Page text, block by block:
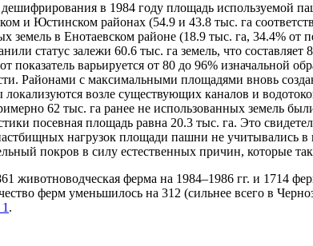
дешифрирования в 1984 году площадь используемой
и Юстинском районах (54.9 и 43.8 тыс. га
земель в Енотаевском районе (18.9 тыс. га, 34.4%
статус залежи 60.6 тыс. га земель, что
показатель варьируется от 80 до 96% изначальной
Районами с максимальными площадями вновь
возле существующих каналов и
62 тыс. га ранее не использованных земель
посевная площадь равна 20.3 тыс. га. Это
нагрузок площади пашни не учитывались
покров в силу естественных причин, которые
животноводческая ферма на 1984–1986 гг. и 1714
ферм уменьшилось на 312 (сильнее всего в
.